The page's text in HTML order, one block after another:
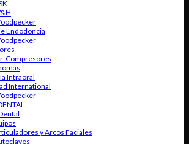
Endodoncia
Compresores
Intraoral
International
y Arcos Faciales